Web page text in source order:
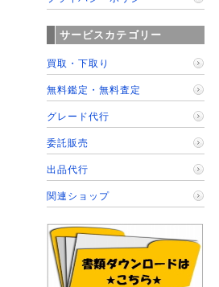
サービスカテゴリー
買取・下取り
無料鑑定・無料査定
グレード代行
委託販売
出品代行
関連ショップ